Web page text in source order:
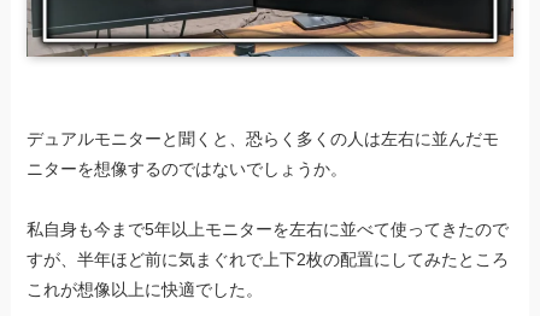
デュアルモニターと聞くと、恐らく多くの人は左右に並んだモ
ニターを想像するのではないでしょうか。
私自身も今まで5年以上モニターを左右に並べて使ってきたので
すが、半年ほど前に気まぐれで上下2枚の配置にしてみたところ
これが想像以上に快適でした。